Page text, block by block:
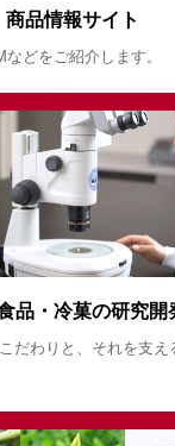
商品情報サイト
どをご紹介します。
品・冷菓の研究開
だわりと、それを支え